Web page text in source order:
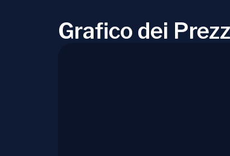
Grafico dei